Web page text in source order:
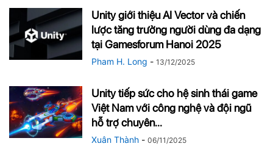
Unity giới thiệu AI Vector và chiến
lược tăng trưởng người dùng đa dạng
tại Gamesforum Hanoi 2025
Pham H. Long - 13/12/2025
Unity tiếp sức cho hệ sinh thái game
Việt Nam với công nghệ và đội ngũ
hỗ trợ chuyên...
Xuân Thành - 06/11/2025